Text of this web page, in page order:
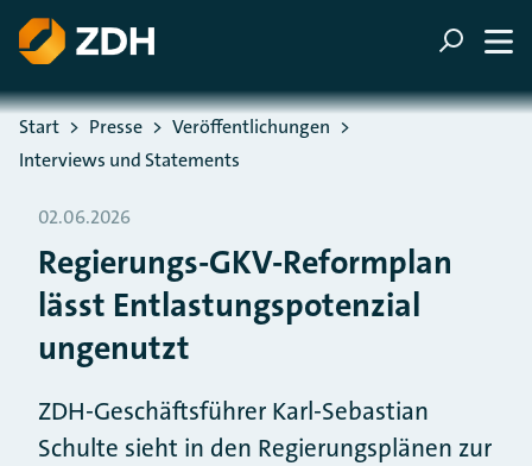
ZUM HAUPTINHALT SPRINGEN
ZUR SUCHE SPRINGEN
Sie befinden sich hier:
Start Presse
Veröffentlichungen
Interviews und Statements
02.06.2026
Regierungs-GKV-Reformplan
lässt Entlastungspotenzial
ungenutzt
ZDH-Geschäftsführer Karl-Sebastian
Schulte sieht in den Regierungsplänen zur